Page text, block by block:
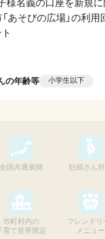
様名義の口座を新規
あそびの広場」の利用
の年齢等 小学生以下
全国共通展開 妊婦さん
市町村内の
育て世帯限定
フレンドリ
メニュー